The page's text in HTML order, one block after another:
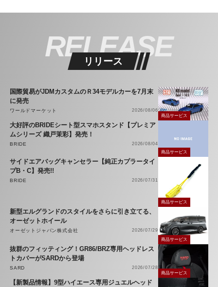
RELEASE
リリース
国際貿易がJDMカスタムのＲ34モデルカーを7月末
に発売
ワールドマーケット
2026/08/06
商品サービス
大好評のBRIDEシート型スマホスタンド【プレミア
ムシリーズ 織戸茉彩】発売！
BRIDE
2026/08/04
商品サービス
サイドエアバッグキャンセラー【純正カプラータイ
プB・C】発売!!
BRIDE 2026/07/31
商品サービス
新型エルグランドのスタイルをさらに引き立てる、
オーゼットホイール
オーゼットジャパン株式会社
2026/07/29
商品サービス
抜群のフィッティング！GR86/BRZ専用ヘッドレス
トカバーがSARDから登場
SARD
2026/07/28
商品サービス
【新製品情報】9型ハイエース専用ジュエルヘッド